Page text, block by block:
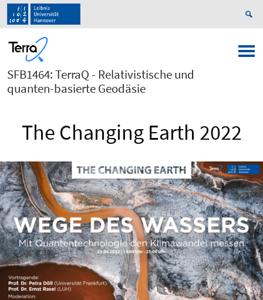
SFB1464: TerraQ - Relativistische und
quanten-basierte Geodäsie
The Changing Earth 2022